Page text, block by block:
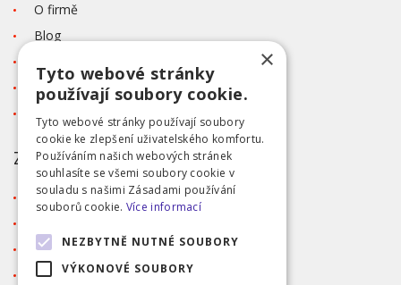
O firmě
Blog
Tabulka velikostí
Ochrana osobních údajů GDPR
ZÁKAZNICKÝ SERVIS
Obchodní podmínky
Reklamace
Přihlášení
×
Tyto webové stránky
používají soubory cookie.
Tyto webové stránky používají soubory
cookie ke zlepšení uživatelského komfortu.
Používáním našich webových stránek
souhlasíte se všemi soubory cookie v
souladu s našimi Zásadami používání
souborů cookie. Více informací
NEZBYTNĚ NUTNÉ SOUBORY
VÝKONOVÉ SOUBORY